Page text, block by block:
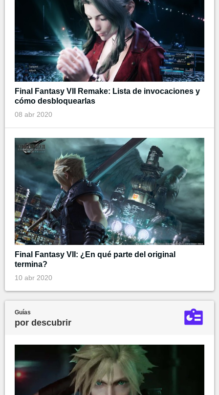
Final Fantasy VII Remake: Lista de invocaciones y
cómo desbloquearlas
08 abr 2020
Final Fantasy VII: ¿En qué parte del original
termina?
10 abr 2020
Guías
por descubrir